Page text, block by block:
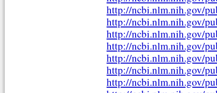
http://ncbi.nlm.nih.gov/
http://ncbi.nlm.nih.gov/
http://ncbi.nlm.nih.gov/
http://ncbi.nlm.nih.gov/
http://ncbi.nlm.nih.gov/
http://ncbi.nlm.nih.gov/
http://ncbi.nlm.nih.gov/